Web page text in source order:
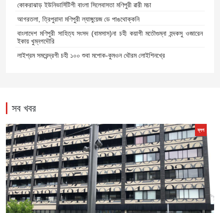
কোকরাঝাড় ইউনিভার্সিটিগী বাংলা সিলেবাসতা মণিপুরী ৱারী মচা
আগরতলা, ত্রিপুরাদা মণিপুরী ল্যাঙ্গুয়েজ ডে পাঙথোক্কনি
বাংলাদেশ মণিপুরী সাহিত্য সংসদ (বামসাস)না চহী কয়াগী মতৌগুম্না হন্দকসু ওজারেন
ইকায় খুম্নগদৌরি
লাইশ্রম সমরেন্দ্রগী চহী ১০০ শুবা মপোক-কুমওন থৌরম লোইশিনখ্রে
সব খবর
ব্লগ